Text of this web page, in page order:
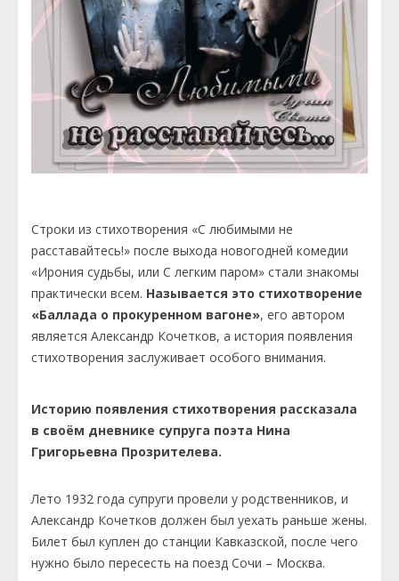
Строки из стихотворения «С любимыми не
расставайтесь!» после выхода новогодней комедии
«Ирония судьбы, или С легким паром» стали знакомы
практически всем. Называется это стихотворение
«Баллада о прокуренном вагоне», его автором
является Александр Кочетков, а история появления
стихотворения заслуживает особого внимания.
Историю появления стихотворения рассказала
в своём дневнике супруга поэта Нина
Григорьевна Прозрителева.
Лето 1932 года супруги провели у родственников, и
Александр Кочетков должен был уехать раньше жены.
Билет был куплен до станции Кавказской, после чего
нужно было пересесть на поезд Сочи – Москва.